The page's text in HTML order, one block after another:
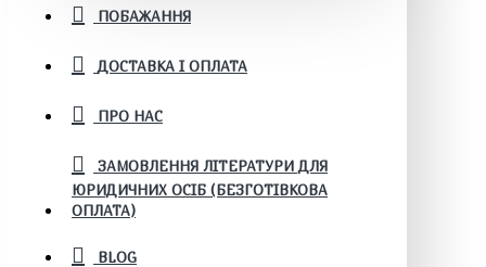
ПОБАЖАННЯ
ДОСТАВКА І ОПЛАТА
ПРО НАС
ЗАМОВЛЕННЯ ЛІТЕРАТУРИ ДЛЯ
ЮРИДИЧНИХ ОСІБ (БЕЗГОТІВКОВА
ОПЛАТА)
BLOG